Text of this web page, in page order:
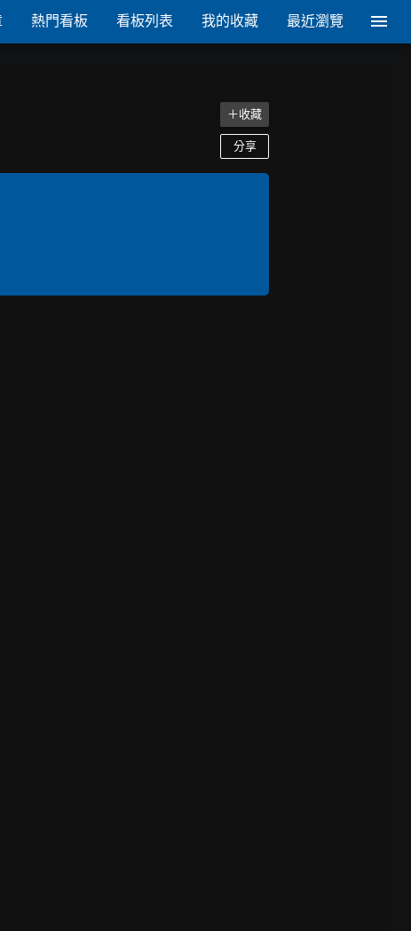
熱門看板 看板列表 我的收藏 最近瀏覽
＋收藏
分享